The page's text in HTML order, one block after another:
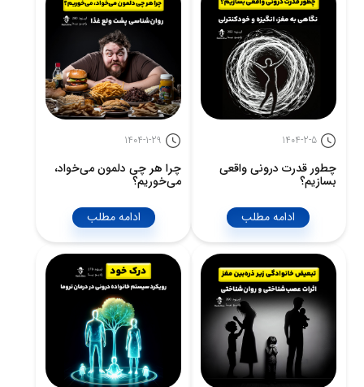
1404-2-5
چطور قدرت درونی واقعی
بسازیم؟
ادامه مطلب
1404-1-29
چرا هر چی دلمون می‌خواد،
می‌خوریم؟
ادامه مطلب